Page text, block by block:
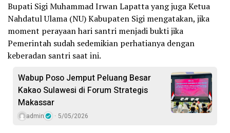
Bupati Sigi Muhammad Irwan Lapatta yang juga Ketua
Nahdatul Ulama (NU) Kabupaten Sigi mengatakan, jika
moment perayaan hari santri menjadi bukti jika
Pemerintah sudah sedemikian perhatianya dengan
keberadan santri saat ini.
Wabup Poso Jemput Peluang Besar
Kakao Sulawesi di Forum Strategis
Makassar
admin 5/05/2026